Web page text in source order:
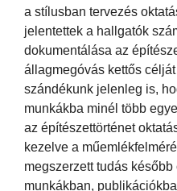
a stílusban tervezés
jelentettek a hallgatók
dokumentálása az
állagmegóvás kettős
szándékunk jelenleg is,
munkákba minél több
az építészettörténet
kezelve a
megszerzett tudás
munkákban,